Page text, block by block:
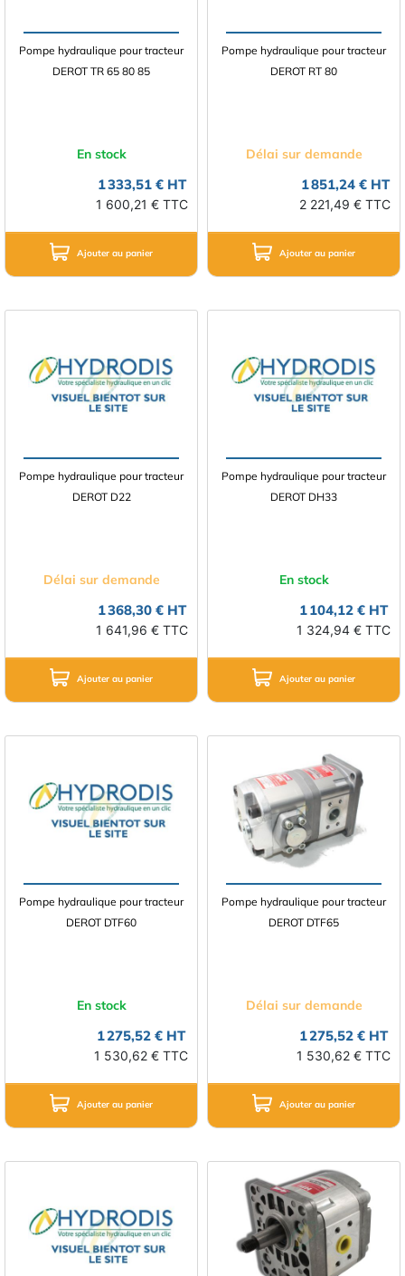
Pompe hydraulique pour tracteur
DEROT TR 65 80 85
En stock
1 333,51 € HT
1 600,21 € TTC
Ajouter au panier
Pompe hydraulique pour tracteur
DEROT RT 80
Délai sur demande
1 851,24 € HT
2 221,49 € TTC
Ajouter au panier
Pompe hydraulique pour tracteur
DEROT D22
Délai sur demande
1 368,30 € HT
1 641,96 € TTC
Ajouter au panier
Pompe hydraulique pour tracteur
DEROT DH33
En stock
1 104,12 € HT
1 324,94 € TTC
Ajouter au panier
Pompe hydraulique pour tracteur
DEROT DTF60
En stock
1 275,52 € HT
1 530,62 € TTC
Ajouter au panier
Pompe hydraulique pour tracteur
DEROT DTF65
Délai sur demande
1 275,52 € HT
1 530,62 € TTC
Ajouter au panier